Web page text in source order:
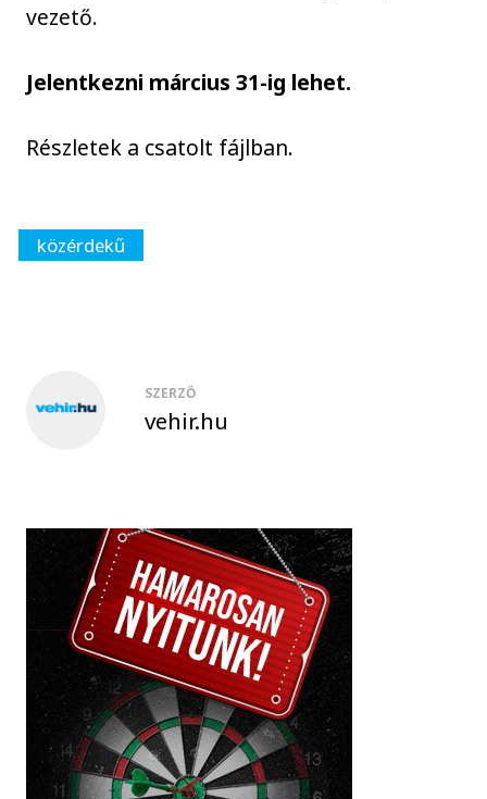
vezető.
Jelentkezni március 31-ig lehet.
Részletek a csatolt fájlban.
közérdekű
SZERZŐ
vehir.hu